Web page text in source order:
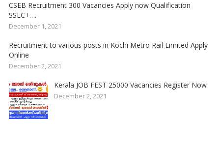
CSEB Recruitment 300 Vacancies Apply now Qualification
SSLC+….
December 1, 2021
Recruitment to various posts in Kochi Metro Rail Limited Apply
Online
December 2, 2021
Kerala JOB FEST 25000 Vacancies Register Now
December 2, 2021